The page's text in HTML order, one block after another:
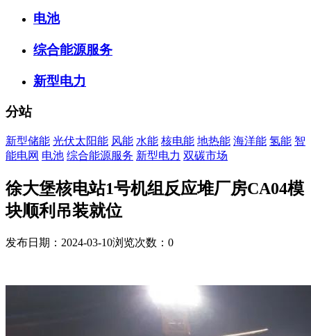
电池
综合能源服务
新型电力
分站
新型储能 光伏太阳能 风能 水能 核电能 地热能 海洋能 氢能 智
能电网 电池 综合能源服务 新型电力 双碳市场
徐大堡核电站1号机组反应堆厂房CA04模
块顺利吊装就位
发布日期：2024-03-10浏览次数： 0